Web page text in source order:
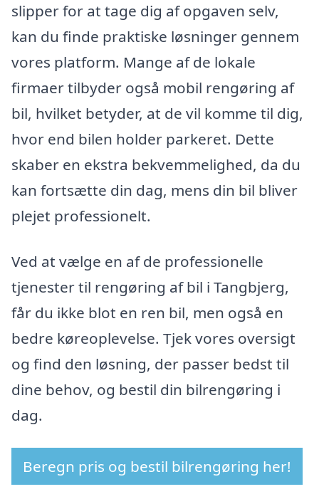
slipper for at tage dig af opgaven selv,
kan du finde praktiske løsninger gennem
vores platform. Mange af de lokale
firmaer tilbyder også mobil rengøring af
bil, hvilket betyder, at de vil komme til dig,
hvor end bilen holder parkeret. Dette
skaber en ekstra bekvemmelighed, da du
kan fortsætte din dag, mens din bil bliver
plejet professionelt.
Ved at vælge en af de professionelle
tjenester til rengøring af bil i Tangbjerg,
får du ikke blot en ren bil, men også en
bedre køreoplevelse. Tjek vores oversigt
og find den løsning, der passer bedst til
dine behov, og bestil din bilrengøring i
dag.
Beregn pris og bestil bilrengøring her!